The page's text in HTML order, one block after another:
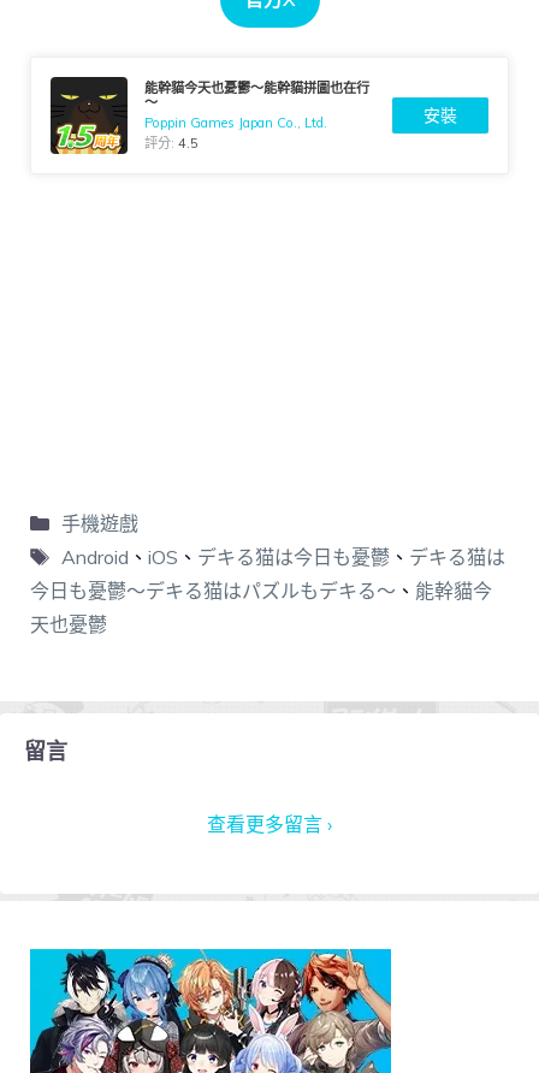
能幹貓今天也憂鬱～能幹貓拼圖也在行
～
Poppin Games Japan Co., Ltd.
評分:4.5
安裝
手機遊戲
Android 、 iOS 、 デキる猫は今日も憂鬱 、 デキる猫は
今日も憂鬱〜デキる猫はパズルもデキる〜 、 能幹貓今
天也憂鬱
留言
查看更多留言 ›